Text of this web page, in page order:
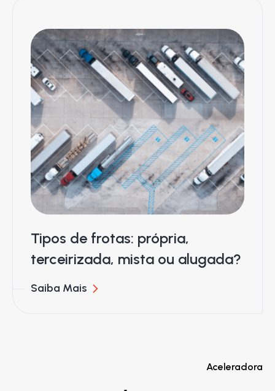
Tipos de frotas: própria,
terceirizada, mista ou alugada?
Saiba Mais
Aceleradora